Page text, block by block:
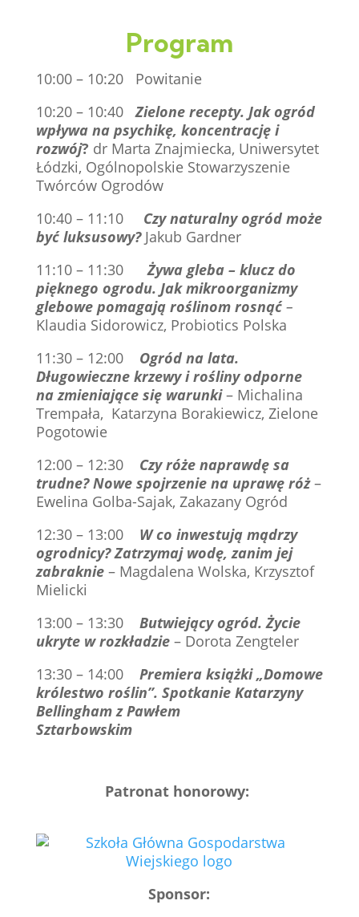
Program
10:00 – 10:20 Powitanie
10:20 – 10:40Zielone recepty. Jak ogród
wpływa na psychikę, koncentrację i
rozwój? dr Marta Znajmiecka, Uniwersytet
Łódzki, Ogólnopolskie Stowarzyszenie
Twórców Ogrodów
10:40 – 11:10 Czy naturalny ogród może
być luksusowy?Jakub Gardner
11:10 – 11:30Żywa gleba – klucz do
pięknego ogrodu. Jak mikroorganizmy
glebowe pomagają roślinom rosnąć –
Klaudia Sidorowicz, Probiotics Polska
11:30 – 12:00 Ogród na lata.
Długowieczne krzewy i rośliny odporne
na zmieniające się warunki – Michalina
Trempała, Katarzyna Borakiewicz, Zielone
Pogotowie
12:00 – 12:30 Czy róże naprawdę sa
trudne? Nowe spojrzenie na uprawę róż–
Ewelina Golba-Sajak, Zakazany Ogród
12:30 – 13:00 W co inwestują mądrzy
ogrodnicy? Zatrzymaj wodę, zanim jej
zabraknie– Magdalena Wolska, Krzysztof
Mielicki
13:00 – 13:30 Butwiejący ogród. Życie
ukryte w rozkładzie– Dorota Zengteler
13:30 – 14:00
Premiera książki „Domowe
królestwo roślin”. Spotkanie Katarzyny
Bellingham z Pawłem
Sztarbowskim
Patronat honorowy:
Sponsor: